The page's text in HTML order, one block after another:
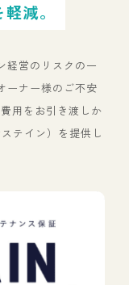
減。
経営のリスクの一
ーナー様のご不安
用をお引き渡しか
テイン）を提供し